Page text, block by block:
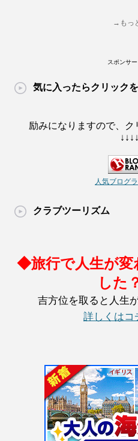
→もっ
スポンサ
気に入ったらクリック
励みになりますので、ク
人気ブログ
クラブツーリズム
◆旅行で人生が変
した
吉方位を取ると人生
詳しくはコ